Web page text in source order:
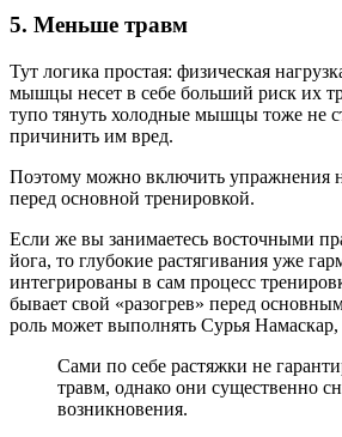
5. Меньше травм
Тут логика простая: физическая
мышцы несет в себе больший риск их
тупо тянуть холодные мышцы тоже не
причинить им вред.
Поэтому можно включить упражнения
перед основной тренировкой.
Если же вы занимаетесь восточными
йога, то глубокие растягивания уже
интегрированы в сам процесс
бывает свой «разогрев» перед
роль может выполнять Сурья
Сами по себе растяжки не
травм, однако они существенно
возникновения.